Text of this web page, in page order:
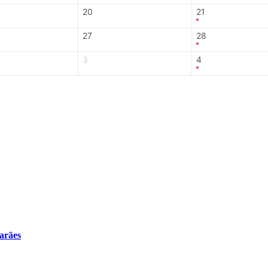
20 21
27 28
3 4